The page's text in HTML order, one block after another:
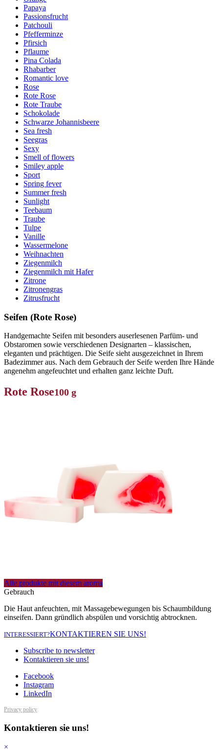
Papaya
Passionsfrucht
Patchouli
Pfefferminze
Pfirsich
Pflaume
Pina Colada
Rhabarber
Romantic love
Rose
Rote Rose
Rote Traube
Schokolade
Schwarze Johannisbeere
Sea fresh
Seegras
Sexy
Smell of flowers
Smiley apple
Sport
Spring fever
Summer fresh
Sunlight
Teebaum
Traube
Tulpe
Vanille
Wassermelone
Weihnachten
Ziegenmilch
Ziegenmilch mit Hafer
Zitrone
Zitronengras
Zitrusfrucht
Seifen (Rote Rose)
Handgemachte Seifen mit besonders auserlesenen Parfüm- und
Obstaromen sowie verschiedenen Designarten – klassischen,
eleganten und prächtigen. Die Seife sieht ausgezeichnet in Ihrem
Badezimmer aus. Nach dem Gebrauch der Seife werden Ihre Hände
angenehm angefeuchtet und erhalten ganz leichte Duft.
Rote Rose100 g
Alle produkte mit diesem aroma
Gebrauch
Die Haut anfeuchten, mit Massagebewegungen bis Schaumbildung
einseifen. Dann gründlich abspülen und vorsichtig abtrocknen.
INTERESSIERT?KONTAKTIEREN SIE UNS!
Subscribe to newsletter
Kontaktieren sie uns!
Facebook
Instagram
LinkedIn
Privacy policy
Kontaktieren sie uns!
×